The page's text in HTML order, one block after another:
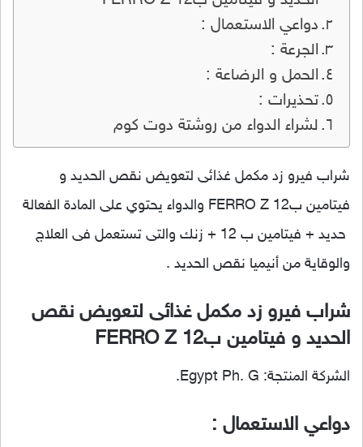
دواعي الاستعمال :
الجرعة :
الحمل و الرضاعة :
تحذيرات :
لشراء الدواء من روشتة دوت كوم
شراب فيرو زد مكمل غذائى لتعويض نقص الحديد و
فيتامين ب12 FERRO Z والدواء يحتوي على المادة الفعالة
حديد + فيتامين ب 12 + زنك والتى تستعمل فى العلاج
والوقاية من أنيميا نقص الحديد .
شراب فيرو زد مكمل غذائى لتعويض نقص
الحديد و فيتامين ب12 FERRO Z
الشركة المنتجة: Egypt Ph. G.
دواعي الاستعمال :